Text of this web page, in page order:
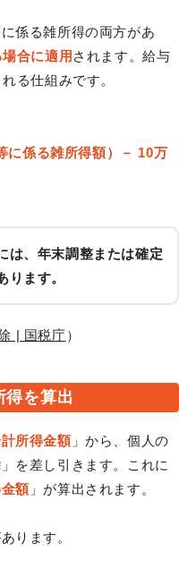
係る雑所得の両方があ
合に適用 されます。給与
る仕組みです。
に係る雑所得額）－ 10万
は、年末調整または確定
ります。
| 国税庁）
得を算出
所得金額」から、個人の
」を差し引きます。これに
額」が算出されます。
ります。